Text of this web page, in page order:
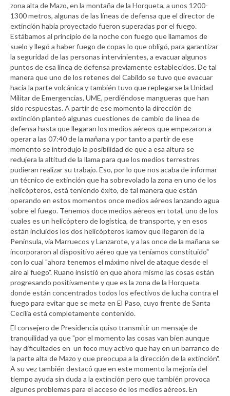
zona alta de Mazo, en la montaña de la Horqueta, a unos 1200-
1300 metros, algunas de las líneas de defensa que el director de
extinción había proyectado fueron superadas por el fuego.
Estábamos al principio de la noche con fuego que llamamos de
suelo y llegó a haber fuego de copas lo que obligó, para garantizar
la seguridad de las personas intervinientes, a evacuar algunos
puntos de esa línea de defensa previamente establecidos. De tal
manera que uno de los retenes del Cabildo se tuvo que evacuar
hacia la parte volcánica y también tuvo que replegarse la Unidad
Militar de Emergencias, UME, perdiéndose mangueras que han
sido respuestas. A partir de ese momento la dirección de
extinción planteó algunas cuestiones de cambio de línea de
defensa hasta que llegaran los medios aéreos que empezaron a
operar a las 07:40 de la mañana y por tanto a partir de ese
momento se introdujo la posibilidad de que a esa altura se
redujera la altitud de la llama para que los medios terrestres
pudieran realizar su trabajo. Eso, por lo que nos acaba de informar
un técnico de extinción que ha sobrevolado la zona en uno de los
helicópteros, está teniendo éxito, de tal manera que están
operando en estos momentos once medios aéreos lanzando agua
sobre el fuego. Tenemos doce medios aéreos en total, uno de los
cuales es un helicóptero de logística, de transporte, y en esos
están incluidos los dos helicópteros kamov que llegaron de la
Península, vía Marruecos y Lanzarote, y a las once de la mañana se
incorporaron al dispositivo aéreo que ya teníamos constituido"
con lo cual "ahora tenemos el máximo nivel de ataque desde el
aire al fuego". Ruano insistió en que ahora mismo las cosas están
progresando positivamente y que es la zona de la Horqueta
donde están concentrados todos los efectivos de lucha contra el
fuego para evitar que se meta en El Paso, cuyo frente de Santa
Cecilia está completamente contenido.
El consejero de Presidencia quiso transmitir un mensaje de
tranquilidad ya que "por el momento las cosas van bien aunque
hay dificultades en un foco muy activo que hay en un barranco de
la parte alta de Mazo y que preocupa a la dirección de la extinción".
A su vez también destacó que en este momento la mejoría del
tiempo ayuda sin duda a la extinción pero que también provoca
algunos problemas para el acceso de los medios aéreos. En